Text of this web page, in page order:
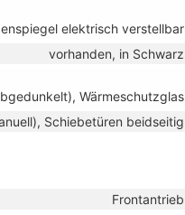
elektrisch verstellbar
vorhanden, in Schwarz
Wärmeschutzglas
Schiebetüren beidseitig
Frontantrieb